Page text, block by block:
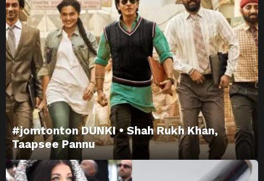
#jomtonton DUNKI • Shah Rukh Khan,
Taapsee Pannu